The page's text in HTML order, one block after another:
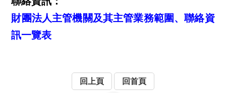
財團法人主管機關及其主管業務範圍、聯絡資
訊一覽表
回上頁 回首頁